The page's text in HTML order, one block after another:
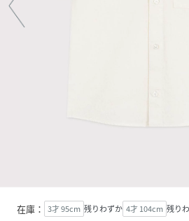
在庫： 3才 95cm 残りわずか 4才 104cm 残り